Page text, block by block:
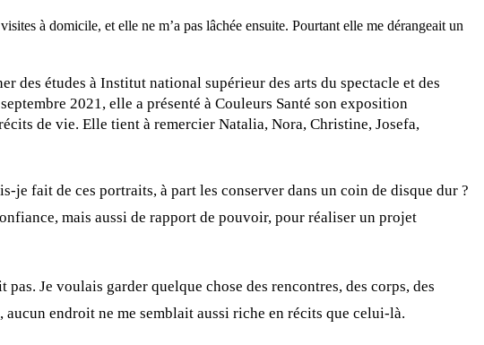
à domicile, et elle ne m’a pas lâchée ensuite. Pourtant elle me dérangeait un
des études à Institut national supérieur des arts du spectacle et des
2021, elle a présenté à Couleurs Santé son exposition
de vie. Elle tient à remercier Natalia, Nora, Christine, Josefa,
je fait de ces portraits, à part les conserver dans un coin de disque dur ?
mais aussi de rapport de pouvoir, pour réaliser un projet
Je voulais garder quelque chose des rencontres, des corps, des
endroit ne me semblait aussi riche en récits que celui-là.